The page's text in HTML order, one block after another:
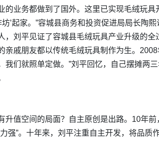
的业务都做到了国外。这里已实现毛绒玩具
’起家。”容城县商务和投资促进局局长陶
刘平见证了容城县毛绒玩具产业升级的全
亲戚朋友都以传统毛绒玩具制作为生。
我们就照单定做。”刘平回忆，自己摆摊两
值空间的局面？自主原创是出路。10年
强”。十年来，刘平注重自主开发，将品